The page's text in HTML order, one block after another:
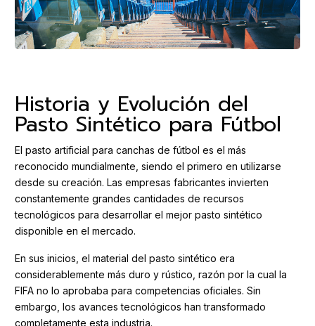
Historia y Evolución del
Pasto Sintético para Fútbol
El pasto artificial para canchas de fútbol es el más
reconocido mundialmente, siendo el primero en utilizarse
desde su creación. Las empresas fabricantes invierten
constantemente grandes cantidades de recursos
tecnológicos para desarrollar el mejor pasto sintético
disponible en el mercado.
En sus inicios, el material del pasto sintético era
considerablemente más duro y rústico, razón por la cual la
FIFA no lo aprobaba para competencias oficiales. Sin
embargo, los avances tecnológicos han transformado
completamente esta industria.